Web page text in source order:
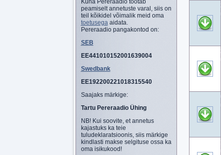
Kuna Pereraadio töötab
peamiselt annetuste varal, siis on
teil kõikidel võimalik meid oma
toetusegaaidata.
Pereraadio pangakontod on:
SEB
EE441010152001639004
Swedbank
EE192200221018315540
Saajaks märkige:
Tartu Pereraadio Ühing
NB! Kui soovite, et annetus
kajastuks ka teie
tuludeklaratsioonis, siis märkige
kindlasti makse selgituse ossa ka
oma isikukood!